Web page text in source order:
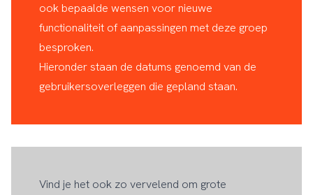
ook bepaalde wensen voor nieuwe
functionaliteit of aanpassingen met deze groep
besproken.
Hieronder staan de datums genoemd van de
gebruikersoverleggen die gepland staan.
Vind je het ook zo vervelend om grote